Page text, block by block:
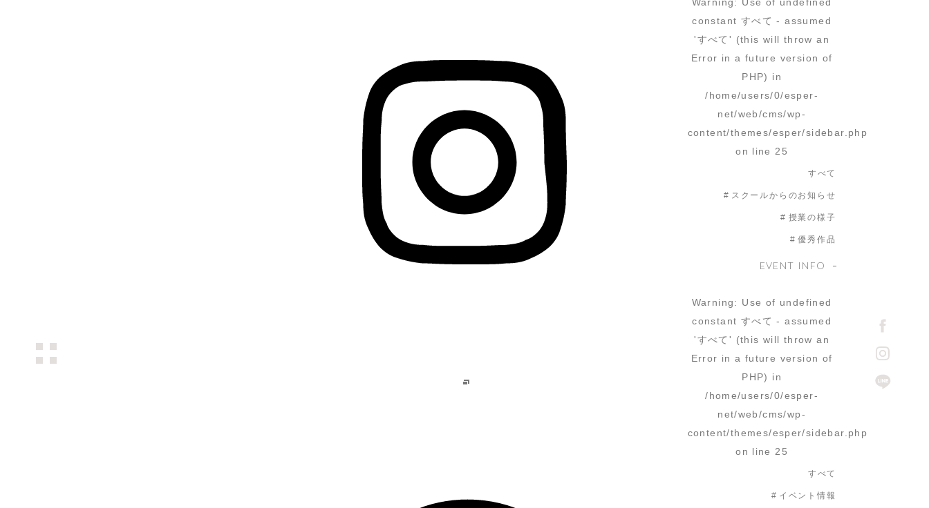
constant すべて - assumed
'すべて' (this will throw an
Error in a future version of
PHP) in
/home/users/0/esper-
net/web/cms/wp-
content/themes/esper/sidebar.php
on line 25
すべて
スクールからのお知らせ
授業の様子
優秀作品
EVENT INFO
Warning: Use of undefined
constant すべて - assumed
'すべて' (this will throw an
Error in a future version of
PHP) in
/home/users/0/esper-
net/web/cms/wp-
content/themes/esper/sidebar.php
on line 25
すべて
イベント情報